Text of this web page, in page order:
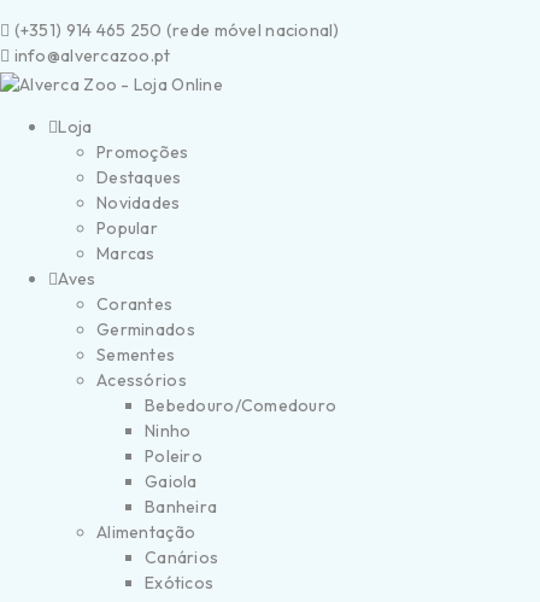
(+351) 914 465 250 (rede móvel nacional)
info@alvercazoo.pt
Loja
Promoções
Destaques
Novidades
Popular
Marcas
Aves
Corantes
Germinados
Sementes
Acessórios
Bebedouro/Comedouro
Ninho
Poleiro
Gaiola
Banheira
Alimentação
Canários
Exóticos